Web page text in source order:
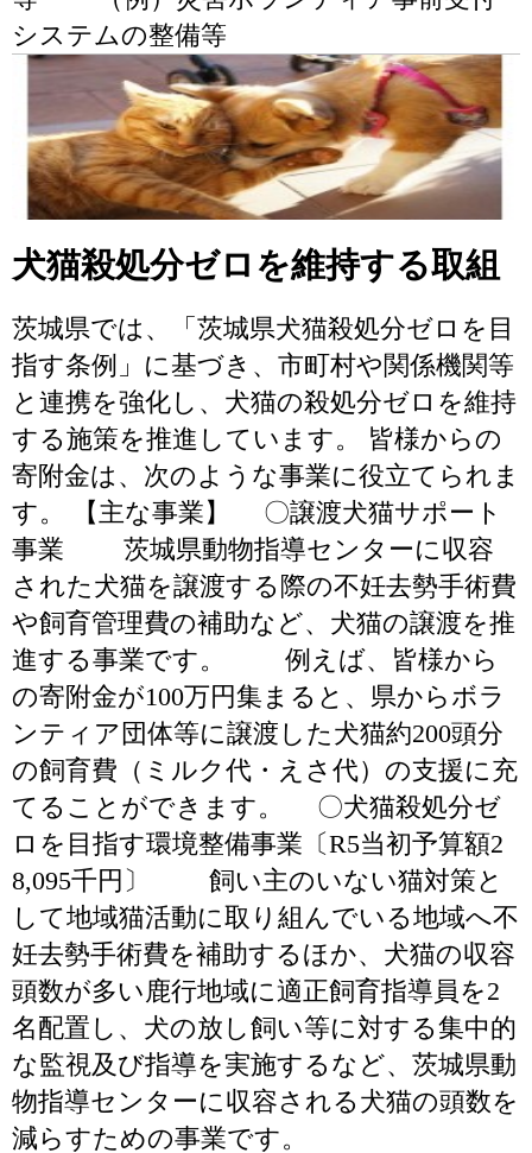
システムの整備等
犬猫殺処分ゼロを維持する取組
茨城県では、「茨城県犬猫殺処分ゼロを目
指す条例」に基づき、市町村や関係機関等
と連携を強化し、犬猫の殺処分ゼロを維持
する施策を推進しています。 皆様からの
寄附金は、次のような事業に役立てられま
す。 【主な事業】 〇譲渡犬猫サポート
事業 茨城県動物指導センターに収容
された犬猫を譲渡する際の不妊去勢手術費
や飼育管理費の補助など、犬猫の譲渡を推
進する事業です。 例えば、皆様から
の寄附金が100万円集まると、県からボラ
ンティア団体等に譲渡した犬猫約200頭分
の飼育費（ミルク代・えさ代）の支援に充
てることができます。 〇犬猫殺処分ゼ
ロを目指す環境整備事業〔R5当初予算額2
8,095千円〕 飼い主のいない猫対策と
して地域猫活動に取り組んでいる地域へ不
妊去勢手術費を補助するほか、犬猫の収容
頭数が多い鹿行地域に適正飼育指導員を2
名配置し、犬の放し飼い等に対する集中的
な監視及び指導を実施するなど、茨城県動
物指導センターに収容される犬猫の頭数を
減らすための事業です。